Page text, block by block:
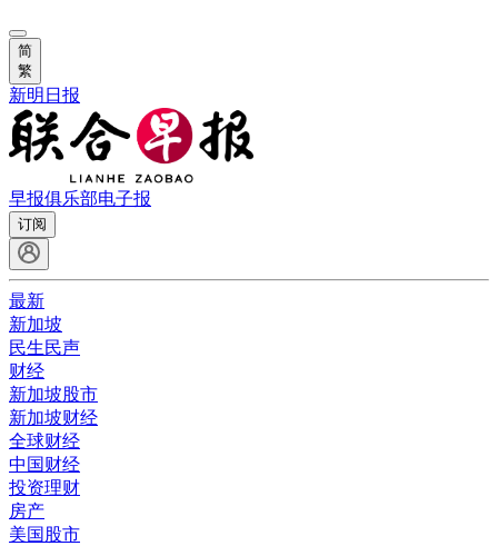
简
繁
新明日报
早报俱乐部电子报
订阅
最新
新加坡
民生民声
财经
新加坡股市
新加坡财经
全球财经
中国财经
投资理财
房产
美国股市